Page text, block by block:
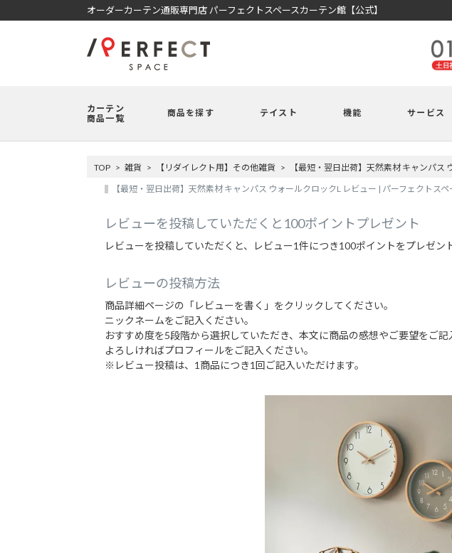
オーダーカーテン通販専門店 パーフェクトスペースカーテン館【公式】
カーテン
商品一覧
商品を探す テイスト 機能 サービス
TOP 雑貨 【リダイレクト用】その他雑貨
【最短・翌日出荷】天然素材 キャンパス
【最短・翌日出荷】天然素材 キャンパス ウォールクロックL レビュー | パーフェクトス
レビューを投稿していただくと100ポイントプレゼント
レビューを投稿していただくと、レビュー1件につき100ポイントをプレゼン
レビューの投稿方法
商品詳細ページの「レビューを書く」をクリックしてください。
ニックネームをご記入ください。
おすすめ度を5段階から選択していただき、本文に商品の感想やご要望をご記
よろしければプロフィールをご記入ください。
※レビュー投稿は、1商品につき1回ご記入いただけます。